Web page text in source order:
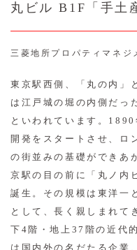
丸ビル B1F「手土
三菱地所プロパティマネジ
東京駅西側、「丸の内」
は江戸城の堀の内側だっ
といわれています。
開発をスタートさせ、ロ
の街並みの基礎ができあ
京駅の目の前に「丸ノ内
誕生。その規模は東洋一
として、長く親しまれて
下4階・地上37階の近代
は国内外の名だたる企業